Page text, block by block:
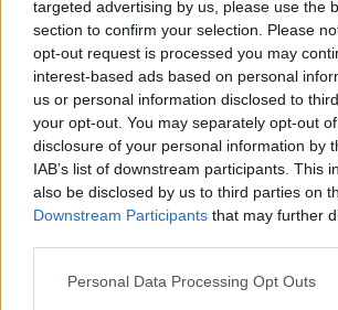
targeted advertising by us, please use the
section to confirm your selection. Please
opt-out request is processed you may
interest-based ads based on personal
us or personal information disclosed to
your opt-out. You may separately opt-out
disclosure of your personal information by
IAB’s list of downstream participants. This
also be disclosed by us to third parties on
Downstream Participants that may further
Please note that this website/app uses one
Personal Data Processing Opt Outs
Λάκης Χαλκιάς: Συντετριμμένη η
Αλέκα στο τελευταίο αντίο στο Α’
Αθηνών
06.08.2026